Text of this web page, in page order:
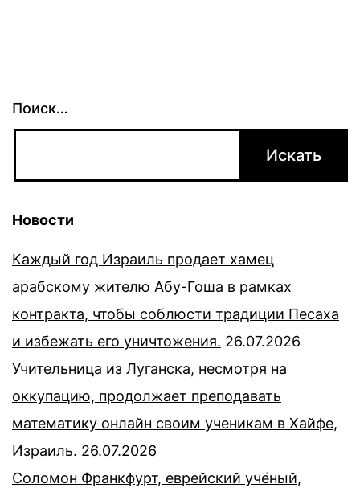
Поиск…
Новости
Каждый год Израиль продает хамец
арабскому жителю Абу-Гоша в рамках
контракта, чтобы соблюсти традиции Песаха
и избежать его уничтожения. 26.07.2026
Учительница из Луганска, несмотря на
оккупацию, продолжает преподавать
математику онлайн своим ученикам в Хайфе,
Израиль. 26.07.2026
Соломон Франкфурт, еврейский учёный,